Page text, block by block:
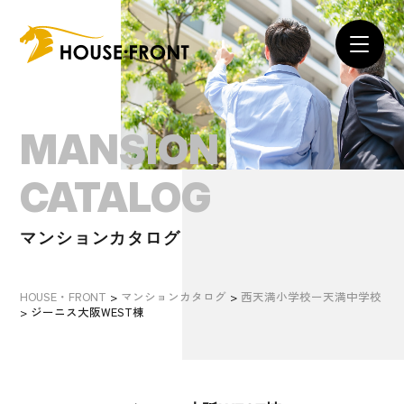
MANSION
CATALOG
マンションカタログ
HOUSE・FRONT > マンションカタログ >西天満小学校ー天満中学校
> ジーニス大阪WEST棟